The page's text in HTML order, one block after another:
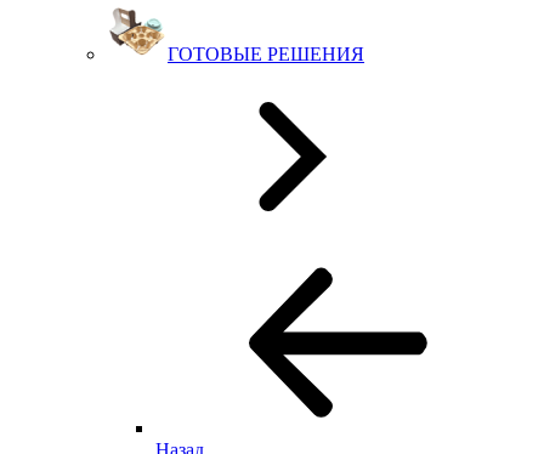
ГОТОВЫЕ РЕШЕНИЯ
Назад